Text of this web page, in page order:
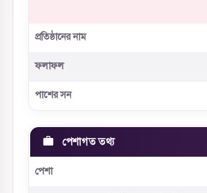
প্রতিষ্ঠানের নাম
ফলাফল
পাশের সন
পেশাগত তথ্য
পেশা